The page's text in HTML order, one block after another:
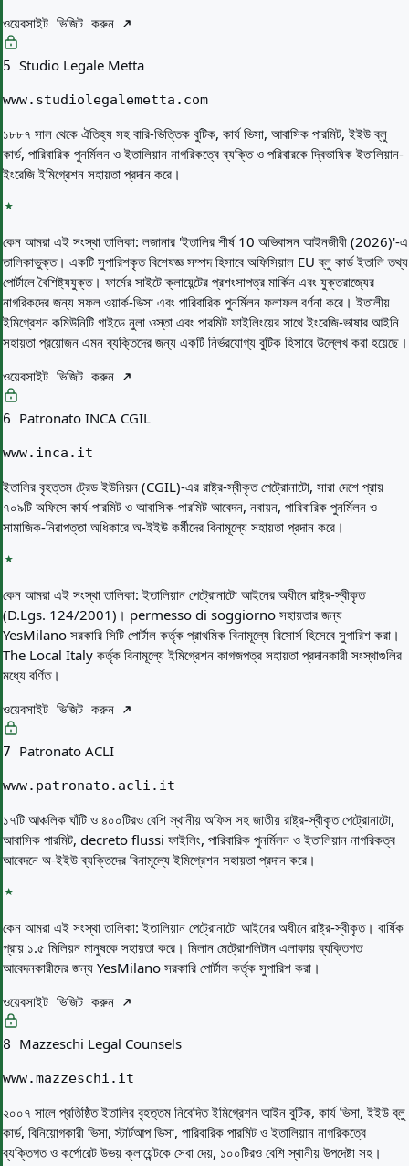
ওয়েবসাইট ভিজিট করুন
5 Studio Legale Metta
www.studiolegalemetta.com
১৮৮৭ সাল থেকে ঐতিহ্য সহ বারি-ভিত্তিক বুটিক, কার্য ভিসা, আবাসিক পারমিট, ইইউ ব্লু
কার্ড, পারিবারিক পুনর্মিলন ও ইতালিয়ান নাগরিকত্বে ব্যক্তি ও পরিবারকে দ্বিভাষিক ইতালিয়ান-
ইংরেজি ইমিগ্রেশন সহায়তা প্রদান করে।
কেন আমরা এই সংস্থা তালিকা: লজানার 'ইতালির শীর্ষ 10 অভিবাসন আইনজীবী (2026)'-এ
তালিকাভুক্ত। একটি সুপারিশকৃত বিশেষজ্ঞ সম্পদ হিসাবে অফিসিয়াল EU ব্লু কার্ড ইতালি তথ্য
পোর্টালে বৈশিষ্ট্যযুক্ত। ফার্মের সাইটে ক্লায়েন্টের প্রশংসাপত্র মার্কিন এবং যুক্তরাজ্যের
নাগরিকদের জন্য সফল ওয়ার্ক-ভিসা এবং পারিবারিক পুনর্মিলন ফলাফল বর্ণনা করে। ইতালীয়
ইমিগ্রেশন কমিউনিটি গাইডে নুলা ওস্তা এবং পারমিট ফাইলিংয়ের সাথে ইংরেজি-ভাষার আইনি
সহায়তা প্রয়োজন এমন ব্যক্তিদের জন্য একটি নির্ভরযোগ্য বুটিক হিসাবে উল্লেখ করা হয়েছে।
ওয়েবসাইট ভিজিট করুন
6 Patronato INCA CGIL
www.inca.it
ইতালির বৃহত্তম ট্রেড ইউনিয়ন (CGIL)-এর রাষ্ট্র-স্বীকৃত পেট্রোনাটো, সারা দেশে প্রায়
৭০৯টি অফিসে কার্য-পারমিট ও আবাসিক-পারমিট আবেদন, নবায়ন, পারিবারিক পুনর্মিলন ও
সামাজিক-নিরাপত্তা অধিকারে অ-ইইউ কর্মীদের বিনামূল্যে সহায়তা প্রদান করে।
কেন আমরা এই সংস্থা তালিকা:ইতালিয়ান পেট্রোনাটো আইনের অধীনে রাষ্ট্র-স্বীকৃত
(D.Lgs. 124/2001)। permesso di soggiorno সহায়তার জন্য
YesMilano সরকারি সিটি পোর্টাল কর্তৃক প্রাথমিক বিনামূল্যে রিসোর্স হিসেবে সুপারিশ করা।
The Local Italy কর্তৃক বিনামূল্যে ইমিগ্রেশন কাগজপত্র সহায়তা প্রদানকারী সংস্থাগুলির
মধ্যে বর্ণিত।
ওয়েবসাইট ভিজিট করুন
7 Patronato ACLI
www.patronato.acli.it
১৭টি আঞ্চলিক ঘাঁটি ও ৪০০টিরও বেশি স্থানীয় অফিস সহ জাতীয় রাষ্ট্র-স্বীকৃত পেট্রোনাটো,
আবাসিক পারমিট, decreto flussi ফাইলিং, পারিবারিক পুনর্মিলন ও ইতালিয়ান নাগরিকত্ব
আবেদনে অ-ইইউ ব্যক্তিদের বিনামূল্যে ইমিগ্রেশন সহায়তা প্রদান করে।
কেন আমরা এই সংস্থা তালিকা:ইতালিয়ান পেট্রোনাটো আইনের অধীনে রাষ্ট্র-স্বীকৃত। বার্ষিক
প্রায় ১.৫ মিলিয়ন মানুষকে সহায়তা করে। মিলান মেট্রোপলিটান এলাকায় ব্যক্তিগত
আবেদনকারীদের জন্য YesMilano সরকারি পোর্টাল কর্তৃক সুপারিশ করা।
ওয়েবসাইট ভিজিট করুন
8 Mazzeschi Legal Counsels
www.mazzeschi.it
২০০৭ সালে প্রতিষ্ঠিত ইতালির বৃহত্তম নিবেদিত ইমিগ্রেশন আইন বুটিক, কার্য ভিসা, ইইউ ব্লু
কার্ড, বিনিয়োগকারী ভিসা, স্টার্টআপ ভিসা, পারিবারিক পারমিট ও ইতালিয়ান নাগরিকত্বে
ব্যক্তিগত ও কর্পোরেট উভয় ক্লায়েন্টকে সেবা দেয়, ১০০টিরও বেশি স্থানীয় উপদেষ্টা সহ।